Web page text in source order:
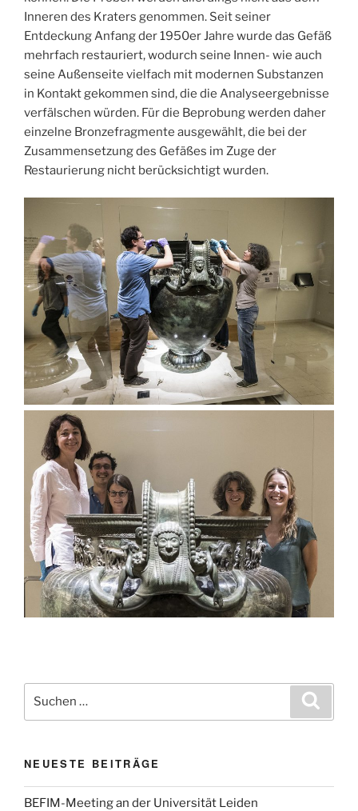
Inneren des Kraters genommen. Seit seiner
Entdeckung Anfang der 1950er Jahre wurde das Gefäß
mehrfach restauriert, wodurch seine Innen- wie auch
seine Außenseite vielfach mit modernen Substanzen
in Kontakt gekommen sind, die die Analyseergebnisse
verfälschen würden. Für die Beprobung werden daher
einzelne Bronzefragmente ausgewählt, die bei der
Zusammensetzung des Gefäßes im Zuge der
Restaurierung nicht berücksichtigt wurden.
Suchen
nach:
NEUESTE BEITRÄGE
BEFIM-Meeting an der Universität Leiden